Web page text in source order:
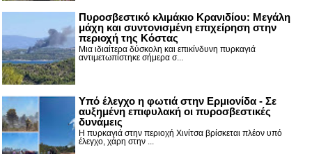
Πυροσβεστικό κλιμάκιο Κρανιδίου: Μεγάλη
μάχη και συντονισμένη επιχείρηση στην
περιοχή της Κόστας
Μια ιδιαίτερα δύσκολη και επικίνδυνη πυρκαγιά
αντιμετωπίστηκε σήμερα σ...
Υπό έλεγχο η φωτιά στην Ερμιονίδα - Σε
αυξημένη επιφυλακή οι πυροσβεστικές
δυνάμεις
Η πυρκαγιά στην περιοχή Χινίτσα βρίσκεται πλέον υπό
έλεγχο, χάρη στην ...